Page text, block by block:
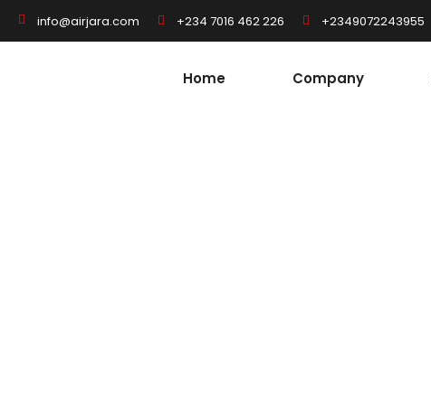
info@airjara.com +234 7016 462 226 +2349072243955
Home Company